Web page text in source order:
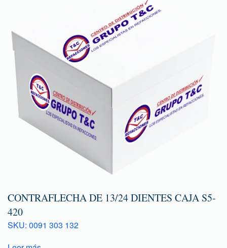
CONTRAFLECHA DE 13/24 DIENTES CAJA S5-
420
SKU: 0091 303 132